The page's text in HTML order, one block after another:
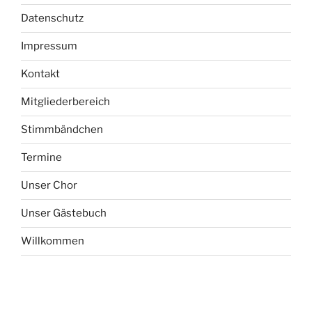
Datenschutz
Impressum
Kontakt
Mitgliederbereich
Stimmbändchen
Termine
Unser Chor
Unser Gästebuch
Willkommen